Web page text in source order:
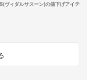
ヴィダルサスーン)の値下げアイテ